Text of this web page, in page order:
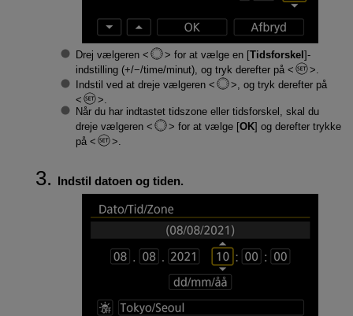
Drej vælgeren for at vælge en [Tidsforskel ]-
indstilling (+/−/time/minut), og tryk derefter på
Indstil ved at dreje vælgeren
, og tryk derefter på
Når du har indtastet tidszone eller tidsforskel, skal du
dreje vælgeren
for at vælge [OK] og derefter trykke
på
Indstil datoen og tiden.